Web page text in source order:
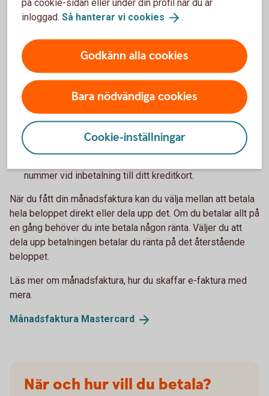
Månadsfaktura ger dig koll
När du betalar med ditt kreditkort får du alla dina inköp
och uttag samlade på en månadsfaktura. Detta hjälper
dig få bra koll på dina utgifter.
Du har upp till 55 dagars räntefri kredit. Exakt hur många
dagar beror på när i månaden du använde kortet.
Det enklaste sättet att få din månadsfaktura är som en
nummer vid inbetalning till ditt kreditkort.
När du fått din månadsfaktura kan du välja mellan att betala
hela beloppet direkt eller dela upp det. Om du betalar allt på
en gång behöver du inte betala någon ränta. Väljer du att
dela upp betalningen betalar du ränta på det återstående
beloppet.
Läs mer om månadsfaktura, hur du skaffar e-faktura med
mera.
Månadsfaktura Mastercard
När och hur vill du betala?
på cookie-sidan eller under din profil när du är
inloggad. Så hanterar vi cookies .
Godkänn alla cookies
Bara nödvändiga cookies
Cookie-inställningar